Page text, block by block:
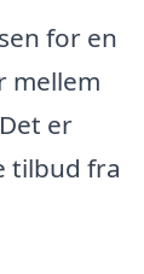
for en
mellem
er
tilbud fra